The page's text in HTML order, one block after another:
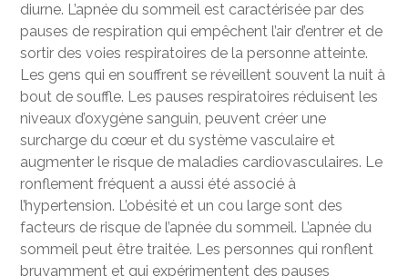
diurne. L’apnée du sommeil est caractérisée par des
pauses de respiration qui empêchent l’air d’entrer et de
sortir des voies respiratoires de la personne atteinte.
Les gens qui en souffrent se réveillent souvent la nuit à
bout de souffle. Les pauses respiratoires réduisent les
niveaux d’oxygène sanguin, peuvent créer une
surcharge du cœur et du système vasculaire et
augmenter le risque de maladies cardiovasculaires. Le
ronflement fréquent a aussi été associé à
l’hypertension. L’obésité et un cou large sont des
facteurs de risque de l’apnée du sommeil. L’apnée du
sommeil peut être traitée. Les personnes qui ronflent
bruyamment et qui expérimentent des pauses